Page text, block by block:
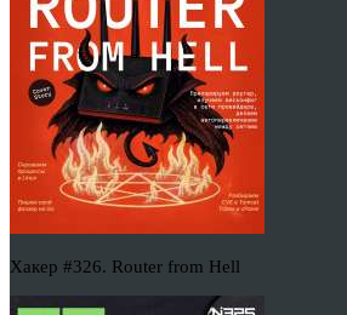
Хакер #326. Router from Hell